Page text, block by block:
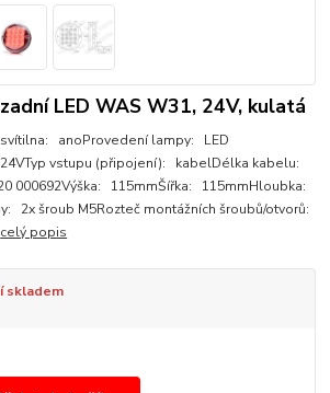
LED WAS W31, 24V, kulatá
anoProvedení lampy: LED
vstupu (připojení): kabelDélka kabelu:
000692Výška: 115mmŠířka: 115mmHloubka:
2x šroub M5Rozteč montážních šroubů/otvorů:
celý popis
skladem